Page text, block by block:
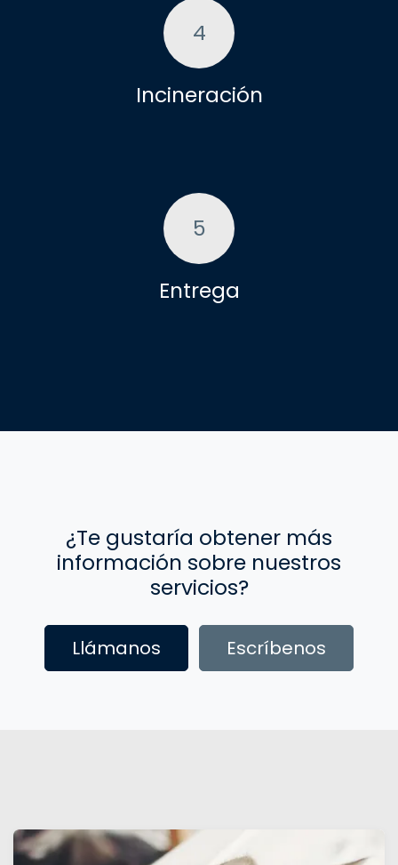
4
Incineración
5
Entrega
¿Te gustaría obtener más
información sobre nuestros
servicios?
Llámanos Escríbenos